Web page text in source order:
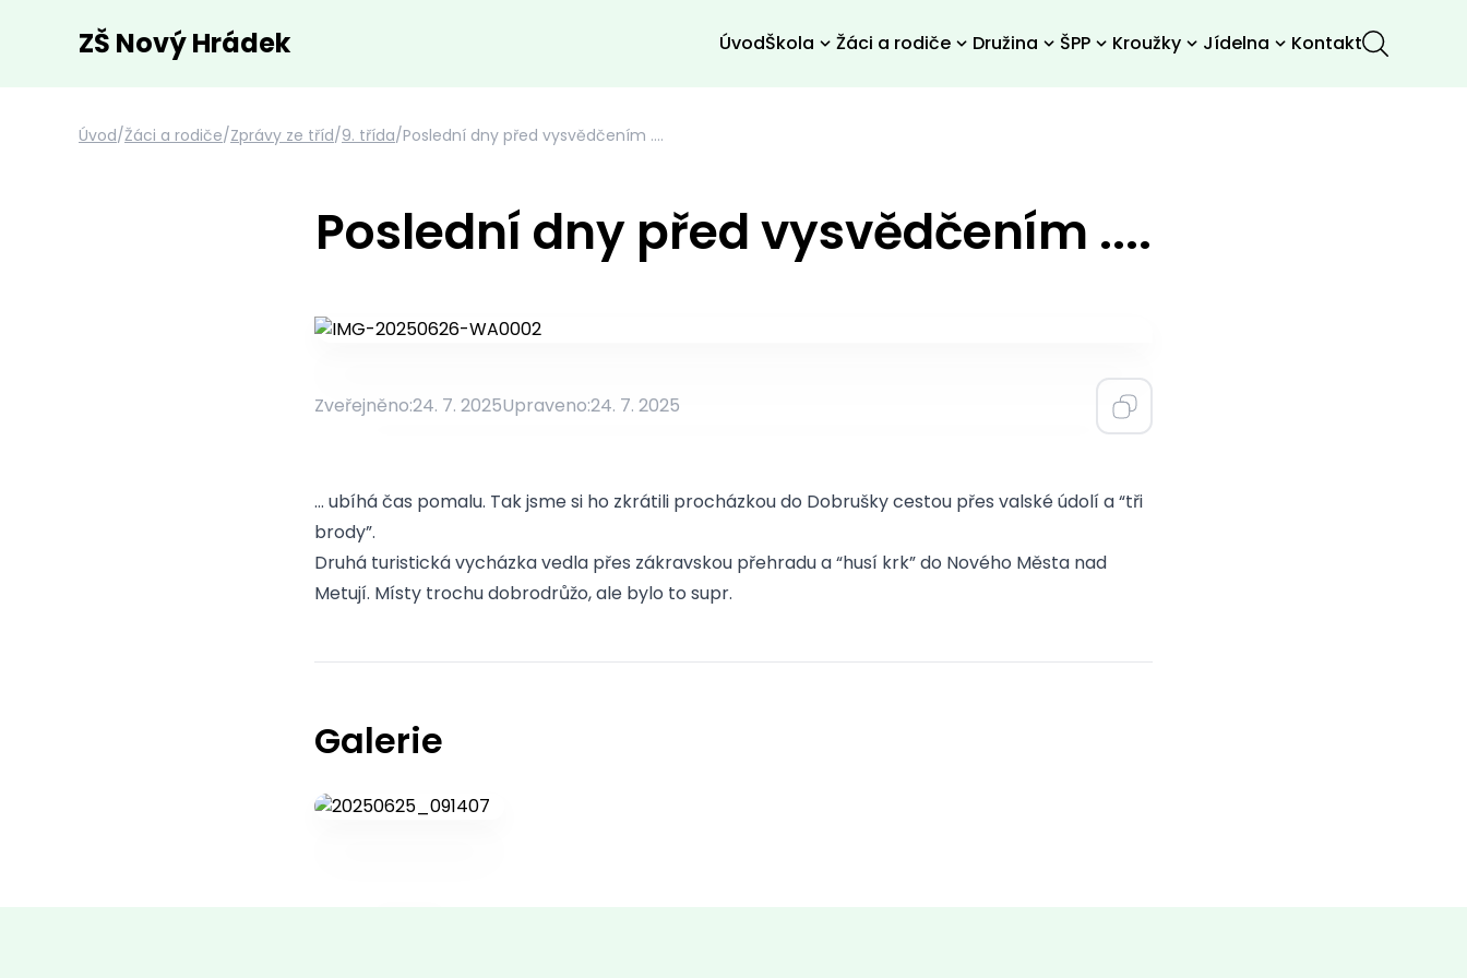
ZŠ Nový Hrádek ÚvodŠkola Žáci a rodiče Družina ŠPP Kroužky Jídelna Kontakt
Úvod/Žáci a rodiče/Zprávy ze tříd/9. třída/Poslední dny před vysvědčením ....
Poslední dny před vysvědčením ....
Zveřejněno:24. 7. 2025Upraveno:24. 7. 2025
… ubíhá čas pomalu. Tak jsme si ho zkrátili procházkou do Dobrušky cestou přes valské údolí a “tři
brody”.
Druhá turistická vycházka vedla přes zákravskou přehradu a “husí krk” do Nového Města nad
Metují. Místy trochu dobrodrůžo, ale bylo to supr.
Galerie